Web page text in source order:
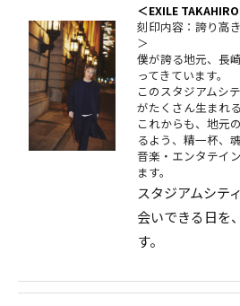
＜EXILE
刻印内容：誇り高
＞
僕が誇る地元、⻑
ってきています。
このスタジアムシ
がたくさん⽣まれ
これからも、地元
るよう、精一杯、
音楽・エンタテイ
ます。
スタジアムシテ
会いできる日を
す。